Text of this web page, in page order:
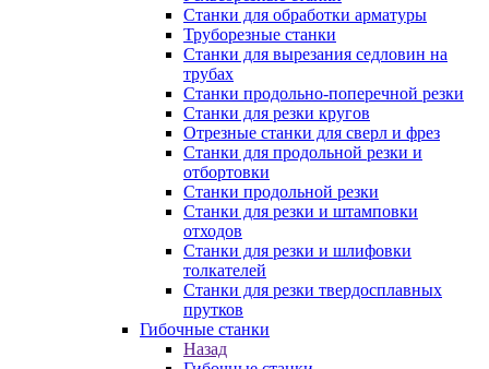
Станки для обработки арматуры
Труборезные станки
Станки для вырезания седловин на
трубаx
Станки продольно-поперечной резки
Станки для резки кругов
Отрезные станки для сверл и фрез
Станки для продольной резки и
отбортовки
Станки продольной резки
Станки для резки и штамповки
отходов
Станки для резки и шлифовки
толкателей
Станки для резки твердосплавных
прутков
Гибочные станки
Назад